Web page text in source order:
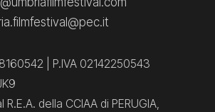
| P.IVA 02142250543
della CCIAA di PERUGIA,